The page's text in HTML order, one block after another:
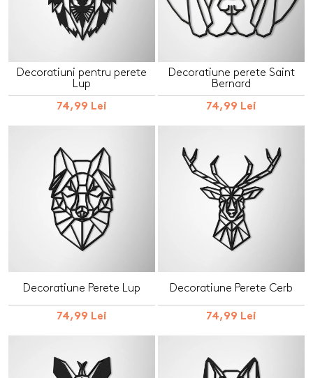
Decoratiuni pentru perete
Lup
74,99 Lei
Decoratiune perete Saint
Bernard
74,99 Lei
Decoratiune Perete Lup
74,99 Lei
Decoratiune Perete Cerb
74,99 Lei